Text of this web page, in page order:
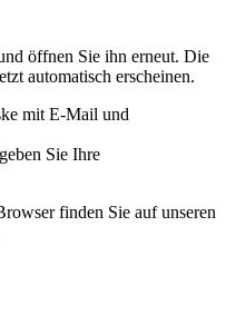
öffnen Sie ihn erneut. Die
automatisch erscheinen.
Sie Ihre
finden Sie auf unseren